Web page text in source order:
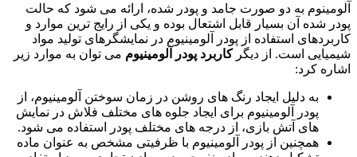
آلومینوم به دو صورت جامد و پودر شده، ارائه می شود که حالت
پودر شده آن بسیار قابل اشتعال بوده و یکی از رایج ترین موارد و
کاربردهای استفاده از پودر آلومینیوم در نمایشگرهای تولید مواد
شیمیایی است. از دیگرکاربرد پودر آلومینیوم می توان به موارد زیر
اشاره کرد:
به دلیل ایجاد رنگ های روشن در زمان سوختن آلومینیوم، از
پودر آلومینیوم برای ایجاد جلوه های مختلف فلاش در نمایش
های آتش بازی، از درجه های مختلف پودر استفاده می شود.
همچنین از پودر آلومینیوم با ظرفیتی مشخص به عنوان ماده